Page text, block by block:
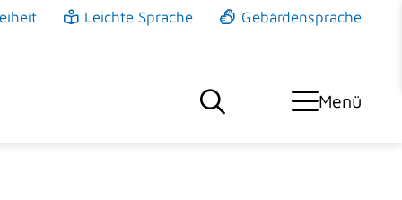
Leichte Sprache Gebärdensprache
Menü